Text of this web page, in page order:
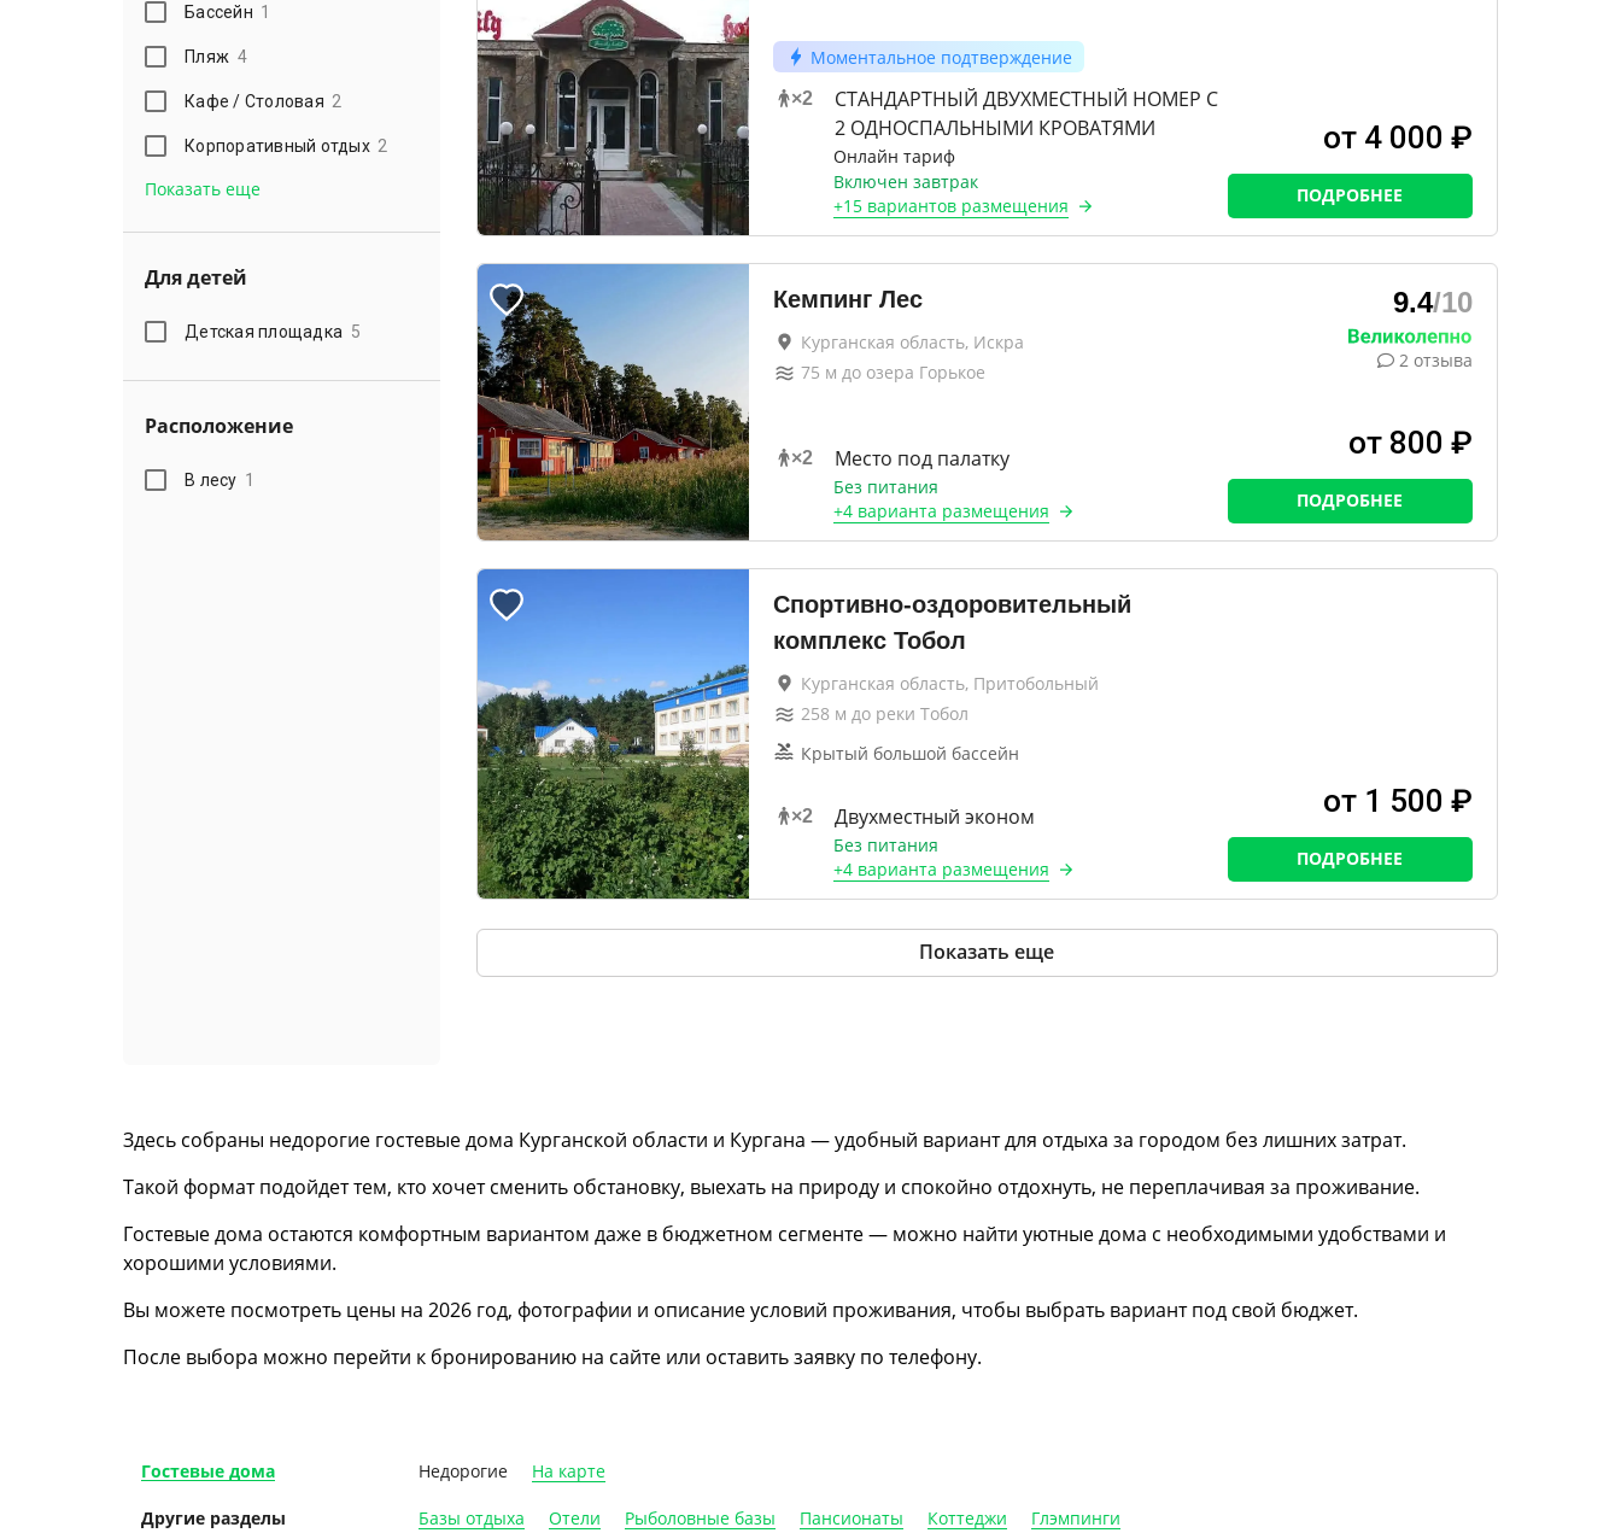
Бассейн 1
Пляж 4
Кафе / Столовая 2
Корпоративный отдых 2
Показать еще
Для детей
Детская площадка 5
Расположение
В лесу 1
Моментальное подтверждение
×2
СТАНДАРТНЫЙ ДВУХМЕСТНЫЙ НОМЕР С
2 ОДНОСПАЛЬНЫМИ КРОВАТЯМИ
Онлайн тариф
Включен завтрак
+15 вариантовразмещения
от 4 000 ₽
ПОДРОБНЕЕ
Кемпинг Лес
Курганская область, Искра
75 м до озера Горькое
×2 Место под палатку
Без питания
+4 варианта размещения
9.4/10
2 отзыва
от 800 ₽
ПОДРОБНЕЕ
Спортивно-оздоровительный
комплекс Тобол
Курганская область, Притобольный
258 м до реки Тобол
Крытый большой бассейн
×2 Двухместный эконом
Без питания
+4 варианта размещения
от 1 500 ₽
ПОДРОБНЕЕ
Показать еще
Здесь собраны недорогие гостевые дома Курганской области и Кургана — удобный вариант для отдыха за городом без лишних затрат.
Такой формат подойдет тем, кто хочет сменить обстановку, выехать на природу и спокойно отдохнуть, не переплачивая за проживание.
Гостевые дома остаются комфортным вариантом даже в бюджетном сегменте — можно найти уютные дома с необходимыми удобствами и
хорошими условиями.
Вы можете посмотреть цены на 2026 год, фотографии и описание условий проживания, чтобы выбрать вариант под свой бюджет.
После выбора можно перейти к бронированию на сайте или оставить заявку по телефону.
Гостевые дома Недорогие На карте
Другие разделы Базы отдыха Отели Рыболовные базы Пансионаты Коттеджи Глэмпинги